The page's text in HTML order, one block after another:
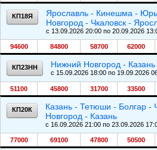
КП18Я
Ярославль - Кинешма -
Новгород - Чкаловск -
c 13.09.2026 20:00 по 20.09.2026
94600 84800 58700 62000
КП23НН Нижний Новгород -
c 15.09.2026 18:00 по 19.09.2026
51100 45800 31700 33500
КП20К
Казань - Тетюши - Болгар -
Новгород - Казань
c 16.09.2026 21:00 по 23.09.2026
77000 69100 47800 50500